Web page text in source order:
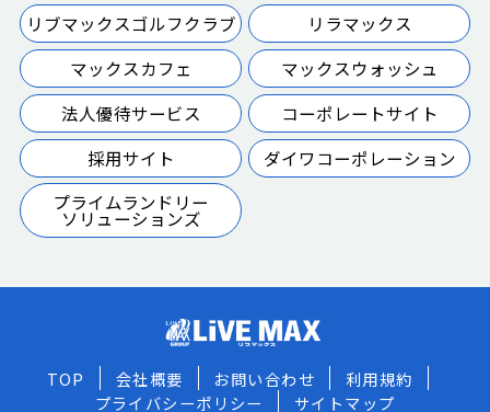
リブマックスゴルフクラブ
リラマックス
マックスカフェ
マックスウォッシュ
法人優待サービス
コーポレートサイト
採用サイト
ダイワコーポレーション
プライムランドリー
ソリューションズ
TOP 会社概要 お問い合わせ
利用規約
プライバシーポリシー
サイトマップ